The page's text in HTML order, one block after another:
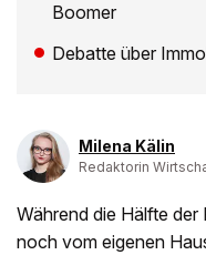
Boomer
Debatte über
Milena Kälin
Redaktorin
Während die Hälfte der
noch vom eigenen